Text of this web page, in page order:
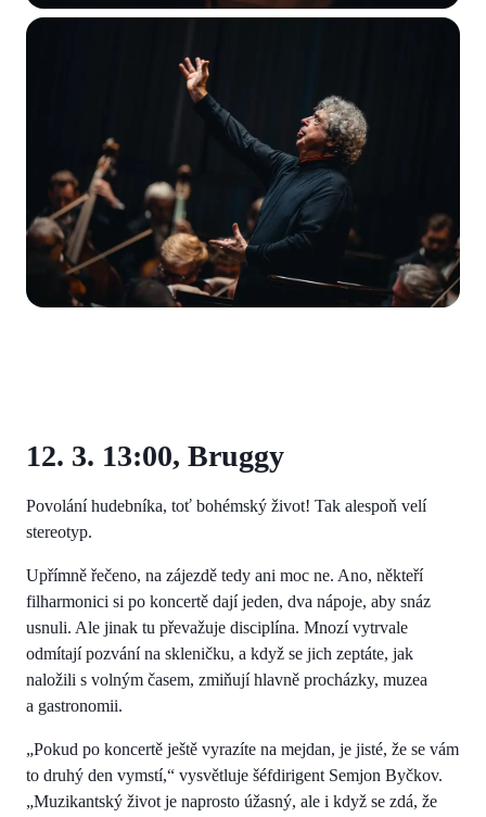
12. 3. 13:00, Bruggy
Povolání hudebníka, toť bohémský život! Tak alespoň velí
stereotyp.
Upřímně řečeno, na zájezdě tedy ani moc ne. Ano, někteří
filharmonici si po koncertě dají jeden, dva nápoje, aby snáz
usnuli. Ale jinak tu převažuje disciplína. Mnozí vytrvale
odmítají pozvání na skleničku, a když se jich zeptáte, jak
naložili s volným časem, zmiňují hlavně procházky, muzea
a gastronomii.
„Pokud po koncertě ještě vyrazíte na mejdan, je jisté, že se vám
to druhý den vymstí,“ vysvětluje šéfdirigent Semjon Byčkov.
„Muzikantský život je naprosto úžasný, ale i když se zdá, že